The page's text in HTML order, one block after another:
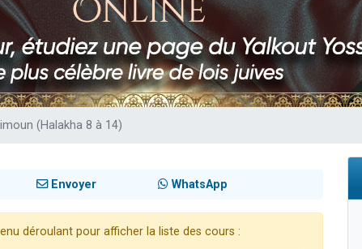
viennent de faire un don pour Sauvez la jambe de Yohan
places pour étudier en groupe sur Zoom
musiques dans Torah-Box Music
viennent de demander une bénédiction
(Halakha 8 à 14)
Envoyer WhatsApp
déroulant pour afficher la liste des cours :